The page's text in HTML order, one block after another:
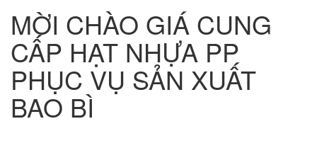
MỜI CHÀO GIÁ CUNG
CẤP HẠT NHỰA PP
PHỤC VỤ SẢN XUẤT
BAO BÌ